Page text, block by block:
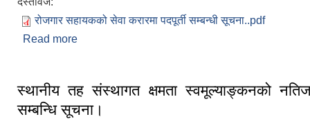
रोजगार सहायकको सेवा करारमा पदपूर्ती सम्बन्धी सूचना..pdf
Read more
स्थानीय तह संस्थागत क्षमता स्वमूल्याङ्कनको
सम्बन्धि सूचना।